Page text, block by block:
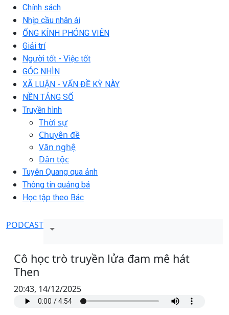
Chính sách
Nhịp cầu nhân ái
ỐNG KÍNH PHÓNG VIÊN
Giải trí
Người tốt - Việc tốt
GÓC NHÌN
XÃ LUẬN - VẤN ĐỀ KỲ NÀY
NỀN TẢNG SỐ
Truyền hình
Thời sự
Chuyên đề
Văn nghệ
Dân tộc
Tuyên Quang qua ảnh
Thông tin quảng bá
Học tập theo Bác
PODCAST
Cô học trò truyền lửa đam mê hát
Then
20:43, 14/12/2025